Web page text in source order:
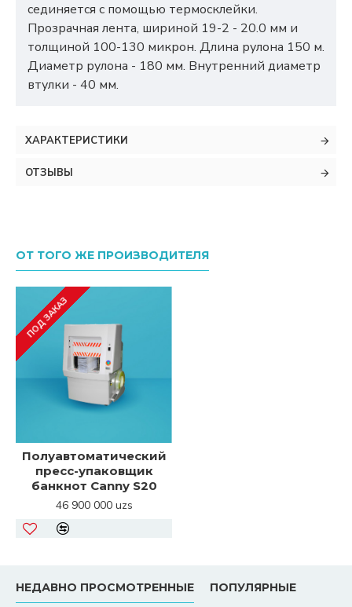
сединяется с помощью термосклейки.
Прозрачная лента, шириной 19-2 - 20.0 мм и
толщиной 100-130 микрон. Длина рулона 150 м.
Диаметр рулона - 180 мм. Внутренний диаметр
втулки - 40 мм.
ХАРАКТЕРИСТИКИ
ОТЗЫВЫ
ОТ ТОГО ЖЕ ПРОИЗВОДИТЕЛЯ
ПОД ЗАКАЗ
Полуавтоматический
пресс-упаковщик
банкнот Canny S20
46 900 000 uzs
НЕДАВНО ПРОСМОТРЕННЫЕ ПОПУЛЯРНЫЕ